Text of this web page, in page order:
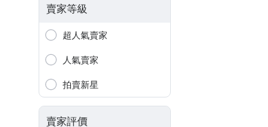
賣家等級
超人氣賣家
人氣賣家
拍賣新星
賣家評價